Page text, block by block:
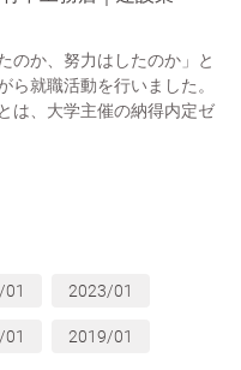
のか、努力はしたのか」と
ら就職活動を行いました。
は、大学主催の納得内定ゼ
2023/01
2019/01